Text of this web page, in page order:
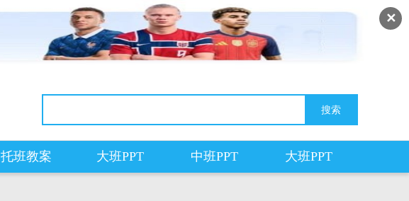
✕
托班教案 大班PPT 中班PPT 大班PPT